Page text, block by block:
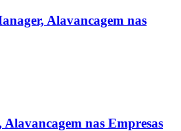
Alavancagem nas
nas Empresas